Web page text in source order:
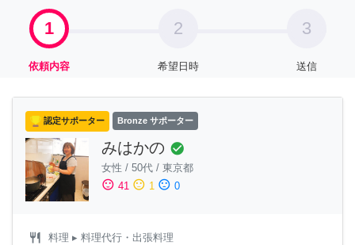
1
依頼内容
2
希望日時
3
送信
認定サポーター Bronze サポーター
みはかの check_circle
女性 / 50代 / 東京都
sentiment_satisfied 41 sentiment_neutral 1 sentiment_dissatisfied 0
restaurant 料理 ▸ 料理代行・出張料理